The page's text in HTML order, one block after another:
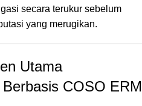
secara terukur sebelum
yang merugikan.
Utama
COSO ERM